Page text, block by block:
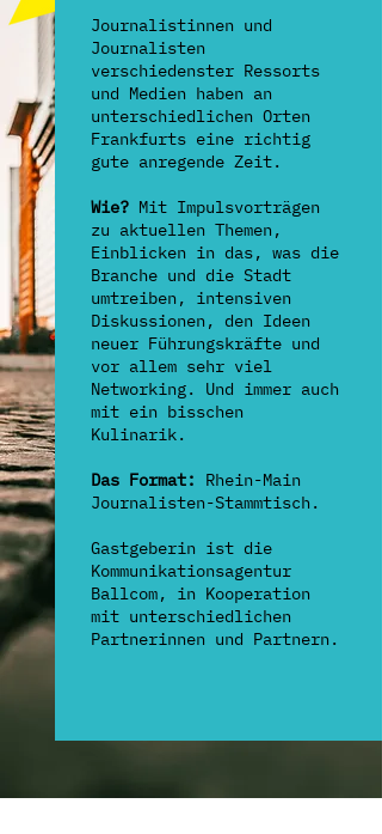
Journalistinnen und
Journalisten
verschiedenster Ressorts
und Medien haben an
unterschiedlichen Orten
Frankfurts eine richtig
gute anregende Zeit.
Wie? Mit Impulsvorträgen
zu aktuellen Themen,
Einblicken in das, was die
Branche und die Stadt
umtreiben, intensiven
Diskussionen, den Ideen
neuer Führungskräfte und
vor allem sehr viel
Networking. Und immer auch
mit ein bisschen
Kulinarik.
Das Format:
Rhein-Main
Journalisten-Stammtisch.
Gastgeberin ist die
Kommunikationsagentur
Ballcom, in Kooperation
mit unterschiedlichen
Partnerinnen und Partnern.